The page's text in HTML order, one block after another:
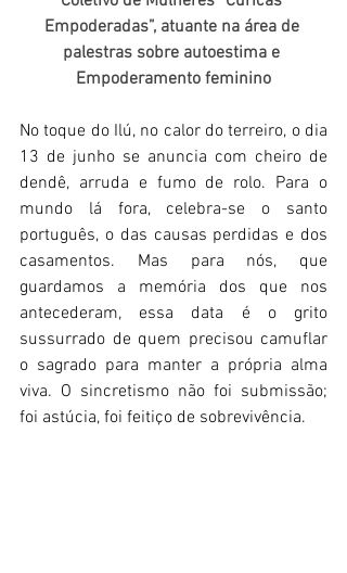
Empoderadas”, atuante na área de
palestras sobre autoestima e
Empoderamento feminino
No toque do Ilú, no calor do terreiro, o dia
13 de junho se anuncia com cheiro de
dendê, arruda e fumo de rolo. Para o
mundo lá fora, celebra-se o santo
português, o das causas perdidas e dos
casamentos. Mas para nós, que
guardamos a memória dos que nos
antecederam, essa data é o grito
sussurrado de quem precisou camuflar
o sagrado para manter a própria alma
viva. O sincretismo não foi submissão;
foi astúcia, foi feitiço de sobrevivência.